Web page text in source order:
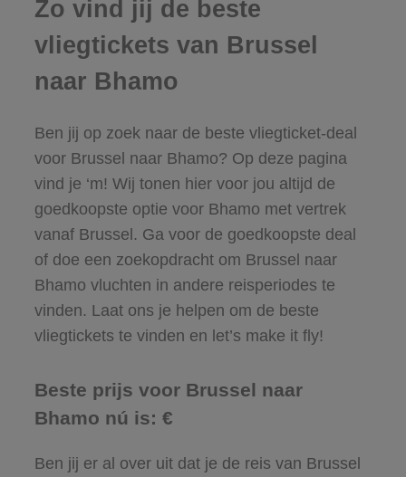
Zo vind jij de beste
vliegtickets van Brussel
naar Bhamo
Ben jij op zoek naar de beste vliegticket-deal
voor Brussel naar Bhamo? Op deze pagina
vind je ‘m! Wij tonen hier voor jou altijd de
goedkoopste optie voor Bhamo met vertrek
vanaf Brussel. Ga voor de goedkoopste deal
of doe een zoekopdracht om Brussel naar
Bhamo vluchten in andere reisperiodes te
vinden. Laat ons je helpen om de beste
vliegtickets te vinden en let’s make it fly!
Beste prijs voor Brussel naar
Bhamo nú is: €
Ben jij er al over uit dat je de reis van Brussel